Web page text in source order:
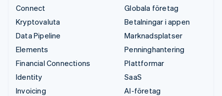
Connect
Kryptovaluta
Data Pipeline
Elements
Financial Connections
Identity
Invoicing
Globala företag
Betalningar i appen
Marknadsplatser
Penninghantering
Plattformar
SaaS
AI-företag